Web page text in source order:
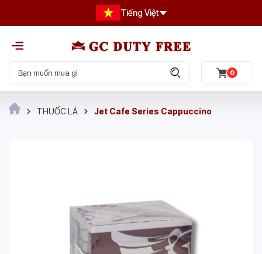
Tiếng Việt
0
THUỐC LÁ Jet Cafe Series Cappuccino